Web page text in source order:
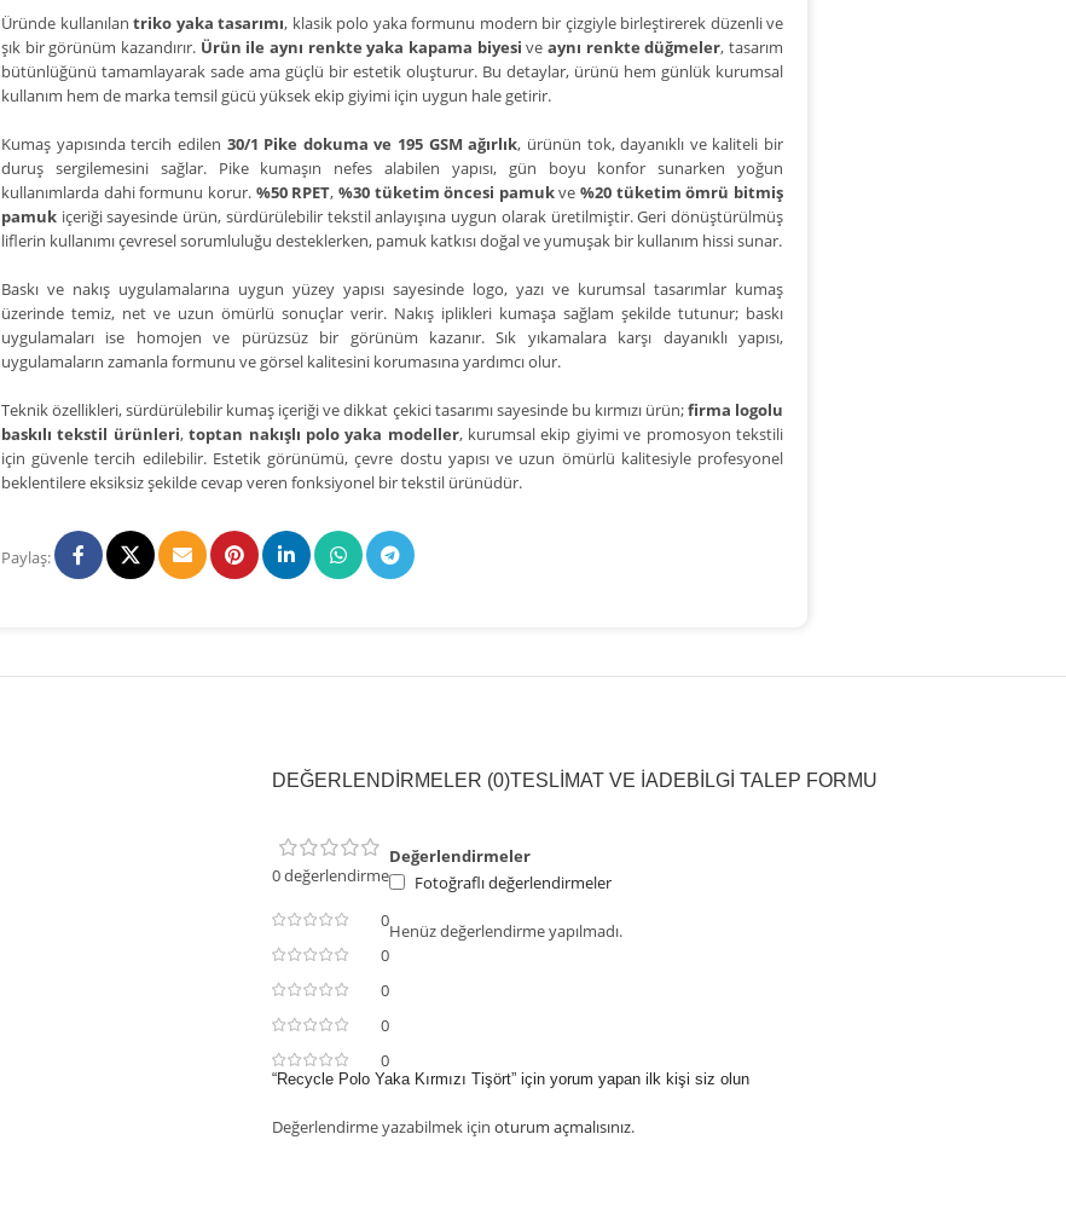
Üründe kullanılan triko yaka tasarımı, klasik polo yaka formunu modern bir çizgiyle birleştirerek düzenli ve
şık bir görünüm kazandırır. Ürün ile aynı renkte yaka kapama biyesi veaynı renkte düğmeler, tasarım
bütünlüğünü tamamlayarak sade ama güçlü bir estetik oluşturur. Bu detaylar, ürünü hem günlük kurumsal
kullanım hem de marka temsil gücü yüksek ekip giyimi için uygun hale getirir.
Kumaş yapısında tercih edilen 30/1 Pike dokuma ve 195 GSM ağırlık, ürünün tok, dayanıklı ve kaliteli bir
duruş sergilemesini sağlar. Pike kumaşın nefes alabilen yapısı, gün boyu konfor sunarken yoğun
kullanımlarda dahi formunu korur. %50 RPET, %30 tüketim öncesi pamukve%20 tüketim ömrü bitmiş
pamuk içeriği sayesinde ürün, sürdürülebilir tekstil anlayışına uygun olarak üretilmiştir. Geri dönüştürülmüş
liflerin kullanımı çevresel sorumluluğu desteklerken, pamuk katkısı doğal ve yumuşak bir kullanım hissi sunar.
Baskı ve nakış uygulamalarına uygun yüzey yapısı sayesinde logo, yazı ve kurumsal tasarımlar kumaş
üzerinde temiz, net ve uzun ömürlü sonuçlar verir. Nakış iplikleri kumaşa sağlam şekilde tutunur; baskı
uygulamaları ise homojen ve pürüzsüz bir görünüm kazanır. Sık yıkamalara karşı dayanıklı yapısı,
uygulamaların zamanla formunu ve görsel kalitesini korumasına yardımcı olur.
Teknik özellikleri, sürdürülebilir kumaş içeriği ve dikkat çekici tasarımı sayesinde bu kırmızı ürün;firma logolu
baskılı tekstil ürünleri,toptan nakışlı polo yaka modeller, kurumsal ekip giyimi ve promosyon tekstili
için güvenle tercih edilebilir. Estetik görünümü, çevre dostu yapısı ve uzun ömürlü kalitesiyle profesyonel
beklentilere eksiksiz şekilde cevap veren fonksiyonel bir tekstil ürünüdür.
Paylaş:
DEĞERLENDIRMELER (0)TESLIMAT VE İADEBILGI TALEP FORMU
0 değerlendirme
0
0
0
0
0
Değerlendirmeler
Fotoğraflı değerlendirmeler
Henüz değerlendirme yapılmadı.
“Recycle Polo Yaka Kırmızı Tişört” için yorum yapan ilk kişi siz olun
Değerlendirme yazabilmek için oturum açmalısınız.